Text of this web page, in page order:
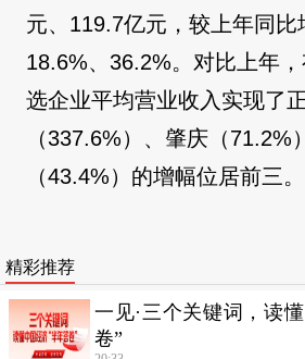
元、119.7亿元，较上年同比
18.6%、36.2%。对比上年
选企业平均营业收入实现了
（337.6%）、肇庆（71.2%
（43.4%）的增幅位居前三。
精彩推荐